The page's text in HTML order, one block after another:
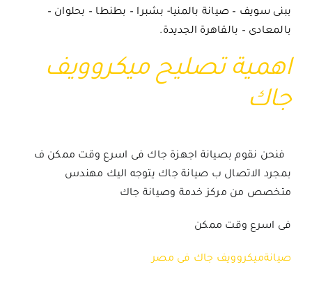
ببنى سويف – صيانة بالمنيا- بشبرا – بطنطا – بحلوان –
بالمعادى – بالقاهرة الجديدة.
اهمية تصليح ميكروويف
جاك
فنحن نقوم بصيانة اجهزة جاك فى اسرع وقت ممكن ف
بمجرد الاتصال ب صيانة جاك يتوجه اليك مهندس
متخصص من مركز خدمة وصيانة جاك
فى اسرع وقت ممكن
صيانةميكروويف جاك فى مصر